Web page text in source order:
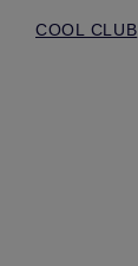
COOL CLUB